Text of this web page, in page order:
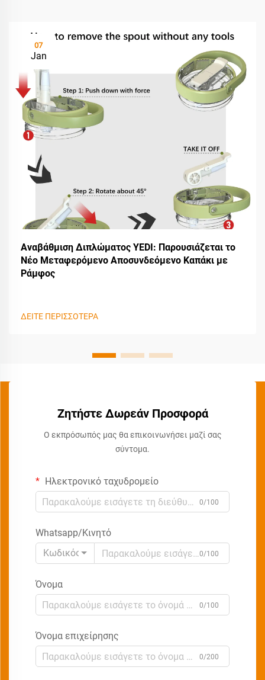
07
Jan
Αναβάθμιση Διπλώματος YEDI: Παρουσιάζεται το
Νέο Μεταφερόμενο Αποσυνδεόμενο Καπάκι με
Ράμφος
ΔΕΙΤΕ ΠΕΡΙΣΣΟΤΕΡΑ
Ζητήστε Δωρεάν Προσφορά
Ο εκπρόσωπός μας θα επικοινωνήσει μαζί σας
σύντομα.
Ηλεκτρονικό ταχυδρομείο
0/100
Whatsapp/Κινητό
Κωδικός
0/100
Όνομα
0/100
Όνομα επιχείρησης
0/200